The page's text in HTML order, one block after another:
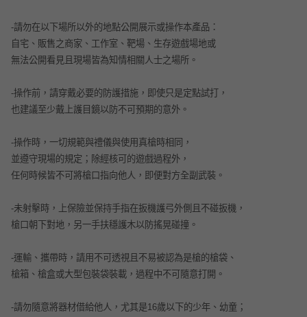
-請勿在以下場所以外的地點公開展示或操作本產品：
自宅、販售之商家、工作室、靶場、生存遊戲場地或
無法公開看見且現場皆為知情相關人士之場所。
-操作前，請穿戴必要的防護措施，即使只是定點試打，
也建議至少戴上護目鏡以防不可預期的意外。
-操作時，一切規範與禮儀與使用真槍時相同，
並遵守現場的規定；除經核可的遊戲過程外，
任何時候皆不可將槍口指向他人，即便對方全副武裝。
-未射擊時，上保險並保持手指在扳機護弓外側且不碰扳機，
槍口朝下對地，另一手扶穩護木以防搖晃碰撞。
-運輸、攜帶時，請用不可透視且不易被認為是槍的槍袋、
槍箱、槍盒或大型包裝袋裝載，過程中不可隨意打開。
-請勿隨意將器材借給他人，尤其是16歲以下的少年、幼童；